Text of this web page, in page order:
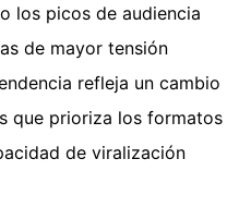
los picos de audiencia
de mayor tensión
refleja un cambio
que prioriza los formatos
de viralización